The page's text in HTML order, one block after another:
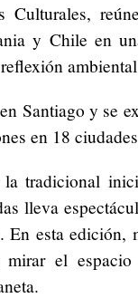
y Chile en
Santiago y se
en 18
tradicional
lleva
esta edición,
el